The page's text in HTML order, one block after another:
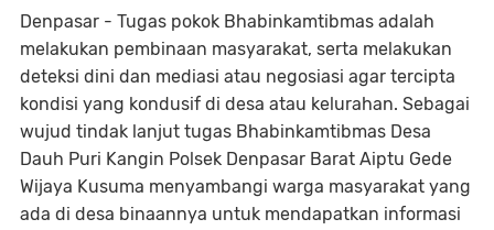
Denpasar - Tugas pokok Bhabinkamtibmas adalah
melakukan pembinaan masyarakat, serta melakukan
deteksi dini dan mediasi atau negosiasi agar tercipta
kondisi yang kondusif di desa atau kelurahan. Sebagai
wujud tindak lanjut tugas Bhabinkamtibmas Desa
Dauh Puri Kangin Polsek Denpasar Barat Aiptu Gede
Wijaya Kusuma menyambangi warga masyarakat yang
ada di desa binaannya untuk mendapatkan informasi